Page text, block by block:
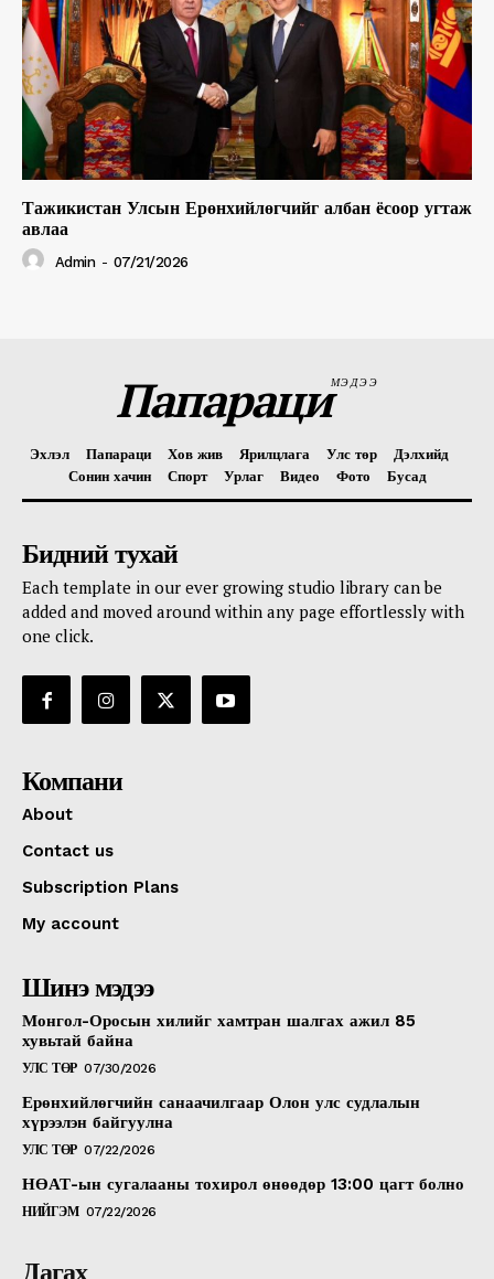
Тажикистан Улсын Ерөнхийлөгчийг албан ёсоор угтаж
авлаа
Admin - 07/21/2026
ПапарациМЭДЭЭ
Эхлэл Папараци Хов жив Ярилцлага Улс төр
Дэлхийд
Сонин хачин
Спорт Урлаг Видео Фото Бусад
Бидний тухай
Each template in our ever growing studio library can be
added and moved around within any page effortlessly with
one click.
Компани
About
Contact us
Subscription Plans
My account
Шинэ мэдээ
Монгол-Оросын хилийг хамтран шалгах ажил 85
хувьтай байна
УЛС ТӨР 07/30/2026
Ерөнхийлөгчийн санаачилгаар Олон улс судлалын
хүрээлэн байгуулна
УЛС ТӨР 07/22/2026
НӨАТ-ын сугалааны тохирол өнөөдөр 13:00 цагт болно
НИЙГЭМ 07/22/2026